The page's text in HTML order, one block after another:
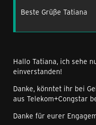
Beste Grüße Tatiana
Hallo Tatiana, ich sehe
einverstanden!
Danke, könntet ihr bei
aus Telekom+Congstar
Danke für eurer